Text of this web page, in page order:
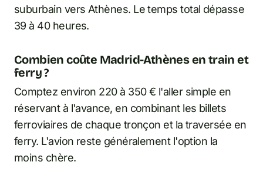
suburbain vers Athènes. Le temps total dépasse
39 à 40 heures.
Combien coûte Madrid-Athènes en train et
ferry ?
Comptez environ 220 à 350 € l'aller simple en
réservant à l'avance, en combinant les billets
ferroviaires de chaque tronçon et la traversée en
ferry. L'avion reste généralement l'option la
moins chère.